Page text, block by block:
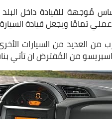
مُوجهة للقيادة داخل
تمامًا ويجعل قيادة
من العديد من السيارات
من المُفترض ان تأتي